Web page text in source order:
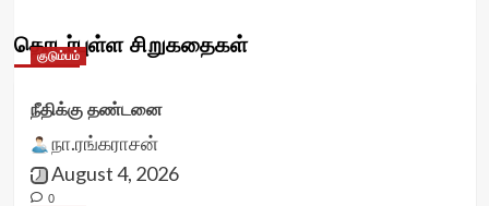
தொடர்புள்ள சிறுகதைகள்
குடும்பம்
நீதிக்கு தண்டனை
நா.ரங்கராசன்
August 4, 2026
0